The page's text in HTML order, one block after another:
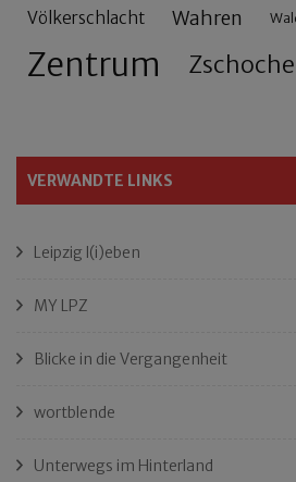
Völkerschlacht Wahren
Zentrum
VERWANDTE LINKS
Leipzig l(i)eben
MY LPZ
Blicke in die Vergangenheit
wortblende
Unterwegs im Hinterland